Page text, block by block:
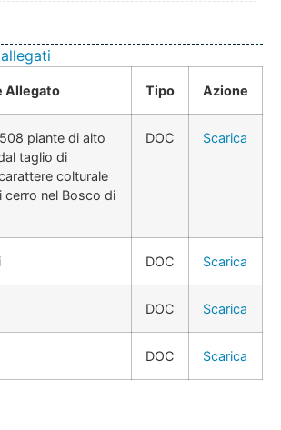
Allegato Tipo Azione
piante di alto
taglio di
colturale
cerro nel Bosco di
DOC Scarica
DOC Scarica
DOC Scarica
DOC Scarica